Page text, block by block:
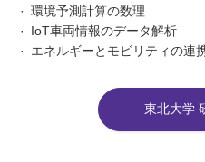
環境予測計算の数理
IoT車両情報のデータ解析
エネルギーとモビリティの連
東北大学